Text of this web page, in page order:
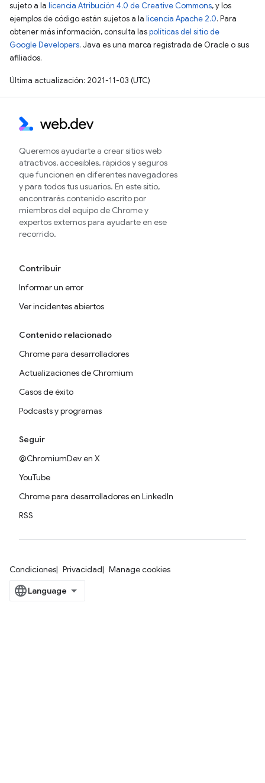
sujeto a la licencia Atribución 4.0 de Creative Commons, y los
ejemplos de código están sujetos a la licencia Apache 2.0. Para
obtener más información, consulta laspolíticas del sitio de
Google Developers. Java es una marca registrada de Oracle o sus
afiliados.
Última actualización: 2021-11-03 (UTC)
Queremos ayudarte a crear sitios web
atractivos, accesibles, rápidos y seguros
que funcionen en diferentes navegadores
y para todos tus usuarios. En este sitio,
encontrarás contenido escrito por
miembros del equipo de Chrome y
expertos externos para ayudarte en ese
recorrido.
Contribuir
Informar un error
Ver incidentes abiertos
Contenido relacionado
Chrome para desarrolladores
Actualizaciones de Chromium
Casos de éxito
Podcasts y programas
Seguir
@ChromiumDev en X
YouTube
Chrome para desarrolladores en LinkedIn
RSS
Condiciones Privacidad Manage cookies